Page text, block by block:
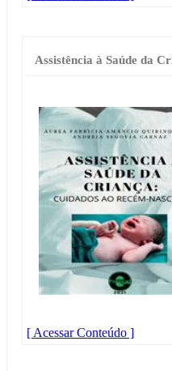
Assistência à Saúde da
[ Acessar Conteúdo ]